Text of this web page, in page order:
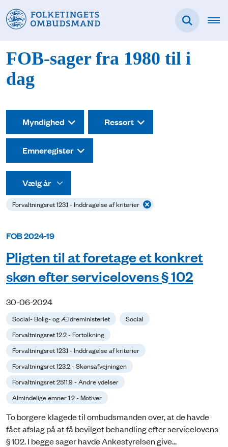
FOB-sager fra 1980 til i
dag
Myndighed Ressort
Emneregister
Forvaltningsret 123.1 - Inddragelse af kriterier
FOB 2024-19
Pligten til at foretage et konkret
skøn efter servicelovens § 102
30-06-2024
Social- Bolig- og Ældreministeriet
Social
Forvaltningsret 12.2 - Fortolkning
Forvaltningsret 123.1 - Inddragelse af kriterier
Forvaltningsret 123.2 - Skønsafvejningen
Forvaltningsret 2511.9 - Andre ydelser
Almindelige emner 1.2 - Motiver
To borgere klagede til ombudsmanden over, at de havde
fået afslag på at få bevilget behandling efter servicelovens
§ 102. I begge sager havde Ankestyrelsen give...